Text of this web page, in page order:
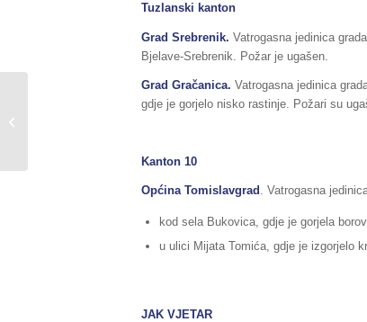
Tuzlanski kanton
Grad Srebrenik. Vatrogasna jedinica
Bjelave-Srebrenik. Požar je ugašen.
Grad Gračanica. Vatrogasna jedinica
gdje je gorjelo nisko rastinje. Požari su
Kanton 10
Općina Tomislavgrad . Vatrogasna
kod sela Bukovica, gdje je gorjela
u ulici Mijata Tomića, gdje je izgorjelo
JAK VJETAR
Sažetak redovnog izvještaja o stanju